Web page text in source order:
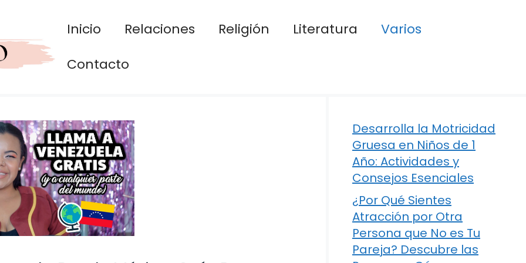
Inicio Relaciones Religión Literatura
Varios
Contacto
Desarrolla la Motricidad
Gruesa en Niños de 1
Año: Actividades y
Consejos Esenciales
¿Por Qué Sientes
Atracción por Otra
Persona que No es Tu
Pareja? Descubre las